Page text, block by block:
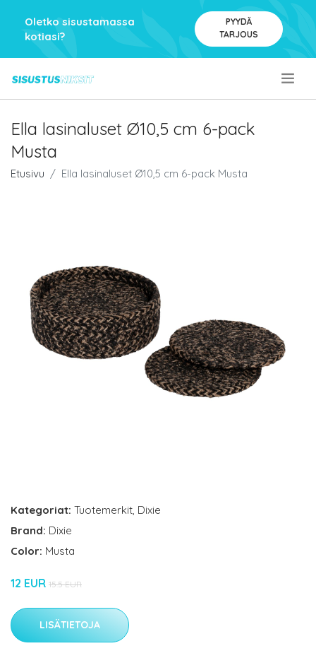
Oletko sisustamassa
kotiasi?
PYYDÄ
TARJOUS
Ella lasinaluset Ø10,5 cm 6-pack
Musta
Etusivu Ella lasinaluset Ø10,5 cm 6-pack Musta
Kategoriat: Tuotemerkit, Dixie
Brand: Dixie
Color: Musta
12 EUR 15.5 EUR
LISÄTIETOJA